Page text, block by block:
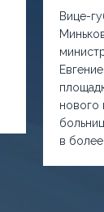
Вице-
нового
в